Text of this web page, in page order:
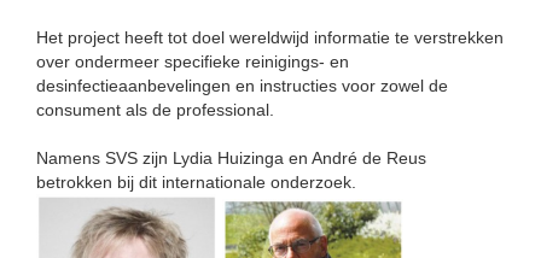
Het project heeft tot doel wereldwijd informatie te verstrekken
over ondermeer specifieke reinigings- en
desinfectieaanbevelingen en instructies voor zowel de
consument als de professional.
Namens SVS zijn Lydia Huizinga en André de Reus
betrokken bij dit internationale onderzoek.